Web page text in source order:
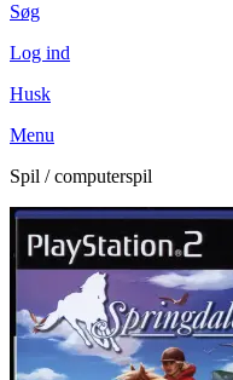
Søg
Log ind
Husk
Menu
Spil / computerspil